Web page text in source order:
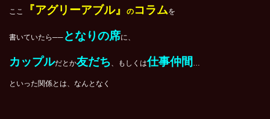
ここ 『アグリーアブル』 のコラムを
書いていたら── となりの席に、
カップルだとか友だち、もしくは仕事仲間 …
といった関係とは、なんとなく